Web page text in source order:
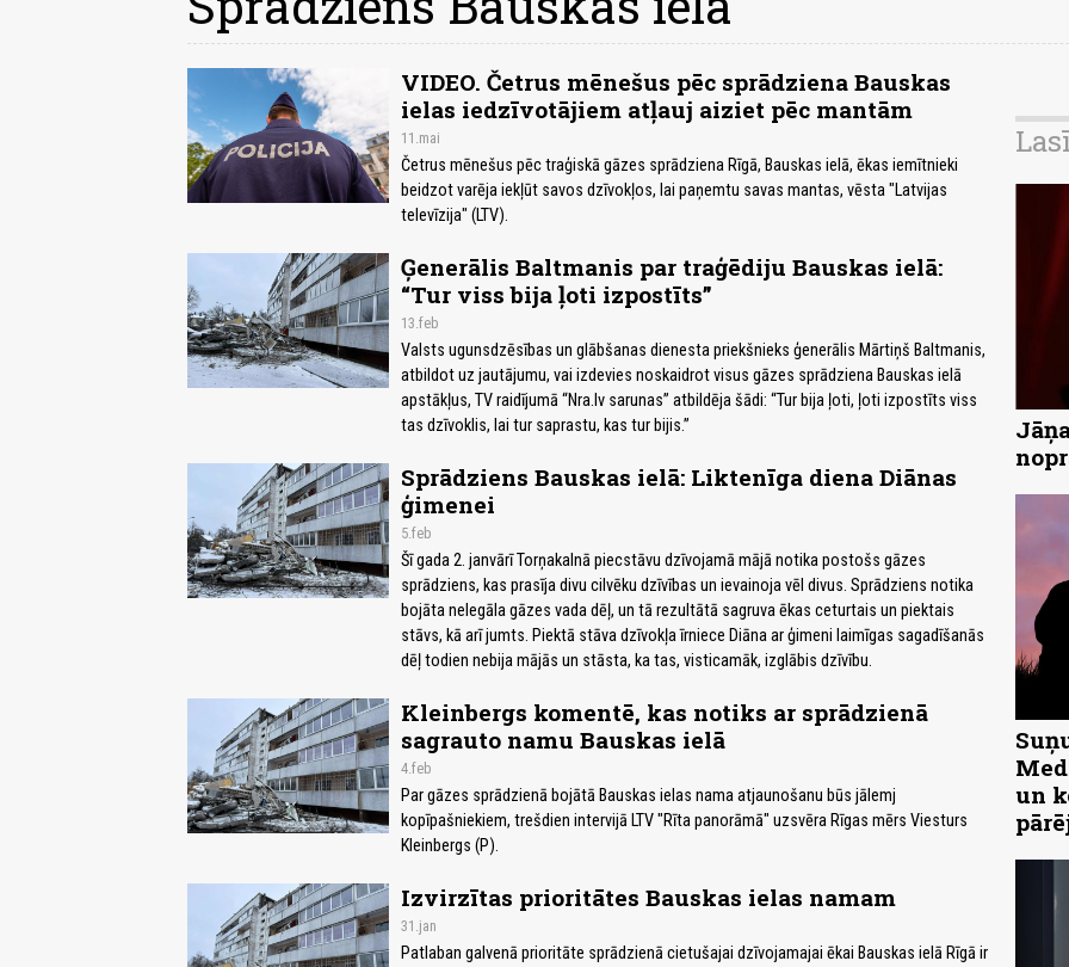
VIDEO. Četrus mēnešus pēc sprādziena Bauskas
ielas iedzīvotājiem atļauj aiziet pēc mantām
11.mai
Četrus mēnešus pēc traģiskā gāzes sprādziena Rīgā, Bauskas ielā, ēkas iemītnieki
beidzot varēja iekļūt savos dzīvokļos, lai paņemtu savas mantas, vēsta "Latvijas
televīzija" (LTV).
Ģenerālis Baltmanis par traģēdiju Bauskas ielā:
“Tur viss bija ļoti izpostīts”
13.feb
Valsts ugunsdzēsības un glābšanas dienesta priekšnieks ģenerālis Mārtiņš Baltmanis,
atbildot uz jautājumu, vai izdevies noskaidrot visus gāzes sprādziena Bauskas ielā
apstākļus, TV raidījumā “Nra.lv sarunas” atbildēja šādi: “Tur bija ļoti, ļoti izpostīts viss
tas dzīvoklis, lai tur saprastu, kas tur bijis.”
Sprādziens Bauskas ielā: Liktenīga diena Diānas
ģimenei
5.feb
Šī gada 2. janvārī Torņakalnā piecstāvu dzīvojamā mājā notika postošs gāzes
sprādziens, kas prasīja divu cilvēku dzīvības un ievainoja vēl divus. Sprādziens notika
bojāta nelegāla gāzes vada dēļ, un tā rezultātā sagruva ēkas ceturtais un piektais
stāvs, kā arī jumts. Piektā stāva dzīvokļa īrniece Diāna ar ģimeni laimīgas sagadīšanās
dēļ todien nebija mājās un stāsta, ka tas, visticamāk, izglābis dzīvību.
Kleinbergs komentē, kas notiks ar sprādzienā
sagrauto namu Bauskas ielā
4.feb
Par gāzes sprādzienā bojātā Bauskas ielas nama atjaunošanu būs jālemj
kopīpašniekiem, trešdien intervijā LTV "Rīta panorāmā" uzsvēra Rīgas mērs Viesturs
Kleinbergs (P).
Izvirzītas prioritātes Bauskas ielas namam
31.jan
Patlaban galvenā prioritāte sprādzienā cietušajai dzīvojamajai ēkai Bauskas ielā Rīgā ir
un